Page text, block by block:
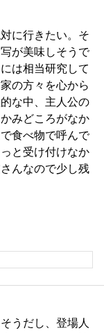
に行きたい。そ
が美味しそうで
は相当研究して
の方々を心から
な中、主人公の
みどころがなか
食べ物で呼んで
と受け付けなか
んなので少し残
うだし、登場人